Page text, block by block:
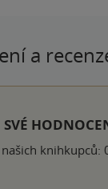
a
SVÉ
knihkupců: